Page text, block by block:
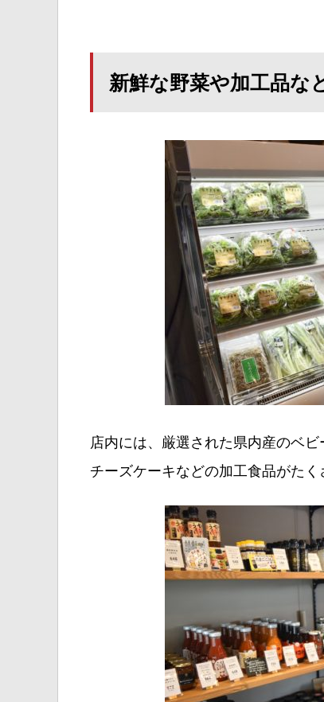
新鮮な野菜や加工品な
店内には、厳選された県内産のベ
チーズケーキなどの加工食品がたく